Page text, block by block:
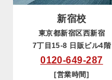
新宿校
東京都新宿区西新宿
7丁目15-8 日販ビル4階
0120-649-287
[営業時間]